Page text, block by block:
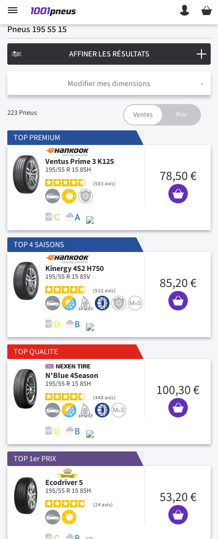
Mon
Pneus 195 55 15
Modifier mes dimensions
223 Pneus
TOP PREMIUM
Ventus Prime 3 K125
195/55 R 15 85H
583 avis 78,50 €
TOP 4 SAISONS
Kinergy 4S2 H750
195/55 R 15 85V
532 avis 85,20 €
TOP QUALITE
N'Blue 4Season
195/55 R 15 85H
448 avis 100,30 €
TOP 1er PRIX
Ecodriver 5
195/55 R 15 85H
24avis 53,20 €
AFFINER LES RÉSULTATS